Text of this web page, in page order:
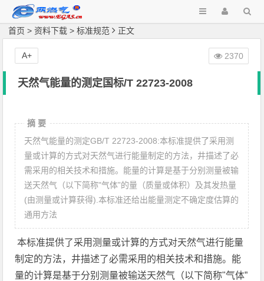
首页 >资料下载 >标准规范 正文
天然气能量的测定国标/T 22723-2008
摘 要
天然气能量的测定GB/T 22723-2008:本标准提供了采用测
量或计算的方式对天然气进行能量制定的方法，井描述了必
需采用的相关技术和措施。能量的计算是基于分别测量被输
送天然气（以下简称"气体”的量（质量或体积）及其发热量
(由测量或计算获得).本标准还给出能量测定不确定度估算的
通用方法
本标准提供了采用测量或计算的方式对天然气进行能量
制定的方法，井描述了必需采用的相关技术和措施。能
量的计算是基于分别测量被输送天然气（以下简称"气体”
2370
A+